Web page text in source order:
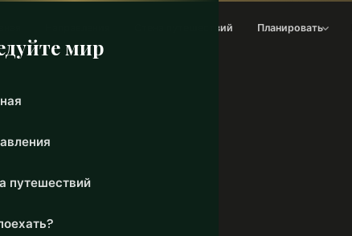
Стена путешествий Планировать
мир
путешествий